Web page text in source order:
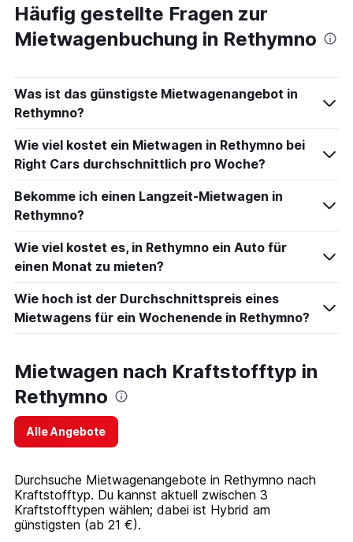
Häufig gestellte Fragen zur
Mietwagenbuchung in Rethymno
Was ist das günstigste Mietwagenangebot in
Rethymno?
Wie viel kostet ein Mietwagen in Rethymno bei
Right Cars durchschnittlich pro Woche?
Bekomme ich einen Langzeit-Mietwagen in
Rethymno?
Wie viel kostet es, in Rethymno ein Auto für
einen Monat zu mieten?
Wie hoch ist der Durchschnittspreis eines
Mietwagens für ein Wochenende in Rethymno?
Mietwagen nach Kraftstofftyp in
Rethymno
Alle Angebote
Durchsuche Mietwagenangebote in Rethymno nach
Kraftstofftyp. Du kannst aktuell zwischen 3
Kraftstofftypen wählen; dabei ist Hybrid am
günstigsten (ab 21 €).